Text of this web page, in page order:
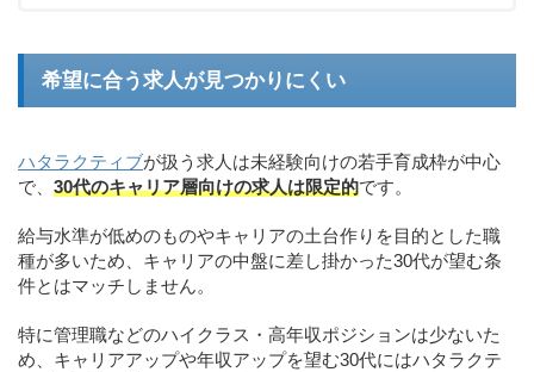
希望に合う求人が見つかりにくい
ハタラクティブが扱う求人は未経験向けの若手育成枠が中心
で、 30代のキャリア層向けの求人は限定的です。
給与水準が低めのものやキャリアの土台作りを目的とした職
種が多いため、キャリアの中盤に差し掛かった30代が望む条
件とはマッチしません。
特に管理職などのハイクラス・高年収ポジションは少ないた
め、キャリアアップや年収アップを望む30代にはハタラクテ